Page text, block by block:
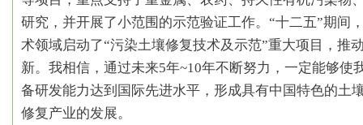
研究，并开展了小范围的示范验证工作。“十二五”期间
术领域启动了“污染土壤修复技术及示范”重大项目，推
新。我相信，通过未来5年~10年不断努力，一定能够使
备研发能力达到国际先进水平，形成具有中国特色的土
修复产业的发展。